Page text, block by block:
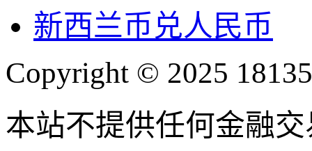
新西兰币兑人民币
Copyright © 2025
本站不提供任何金融